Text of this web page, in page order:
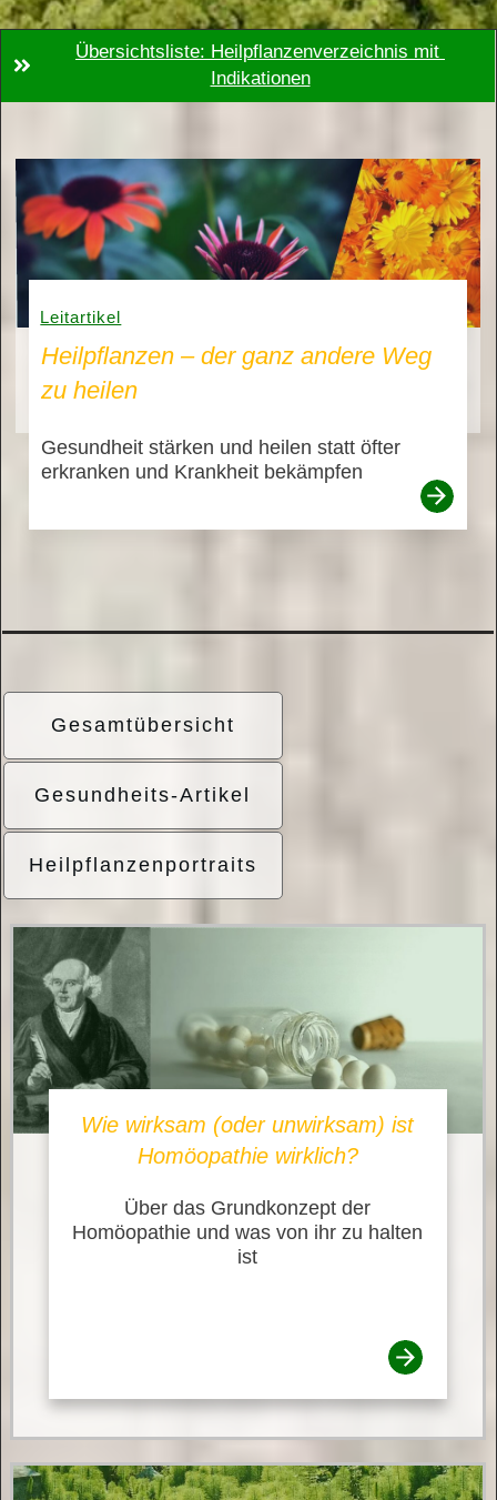
Übersichtsliste: Heilpflanzenverzeichnis mit
Indikationen
Leitartikel
Heilpflanzen – der ganz andere Weg
zu heilen
Gesundheit stärken und heilen statt öfter
erkranken und Krankheit bekämpfen
Gesamtübersicht
Gesundheits-Artikel
Heilpflanzenportraits
Wie wirksam (oder unwirksam) ist
Homöopathie wirklich?
Über das Grundkonzept der
Homöopathie und was von ihr zu halten
ist